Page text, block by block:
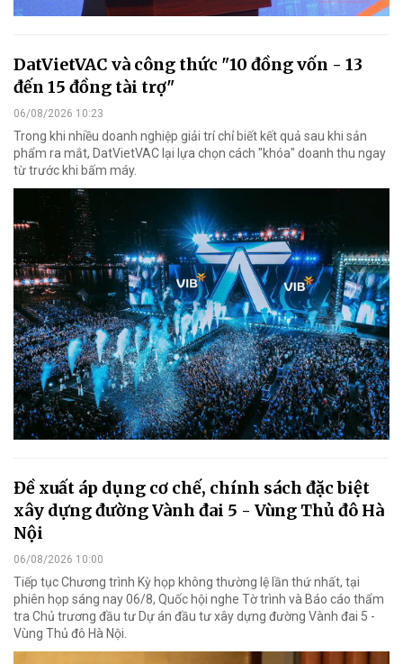
DatVietVAC và công thức "10 đồng vốn - 13
đến 15 đồng tài trợ"
06/08/2026 10:23
Trong khi nhiều doanh nghiệp giải trí chỉ biết kết quả sau khi sản
phẩm ra mắt, DatVietVAC lại lựa chọn cách "khóa" doanh thu ngay
từ trước khi bấm máy.
Đề xuất áp dụng cơ chế, chính sách đặc biệt
xây dựng đường Vành đai 5 - Vùng Thủ đô Hà
Nội
06/08/2026 10:00
Tiếp tục Chương trình Kỳ họp không thường lệ lần thứ nhất, tại
phiên họp sáng nay 06/8, Quốc hội nghe Tờ trình và Báo cáo thẩm
tra Chủ trương đầu tư Dự án đầu tư xây dựng đường Vành đai 5 -
Vùng Thủ đô Hà Nội.